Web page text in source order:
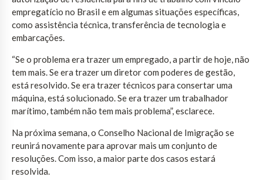
empregatício no Brasil e em algumas situações específicas,
como assistência técnica, transferência de tecnologia e
embarcações.
“Se o problema era trazer um empregado, a partir de hoje, não
tem mais. Se era trazer um diretor com poderes de gestão,
está resolvido. Se era trazer técnicos para consertar uma
máquina, está solucionado. Se era trazer um trabalhador
marítimo, também não tem mais problema”, esclarece.
Na próxima semana, o Conselho Nacional de Imigração se
reunirá novamente para aprovar mais um conjunto de
resoluções. Com isso, a maior parte dos casos estará
resolvida.